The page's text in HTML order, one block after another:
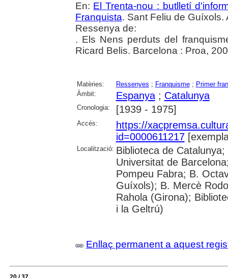
En: El Trenta-nou : butlletí
Franquista. Sant Feliu de Guíxols.
Ressenya de:
. Els Nens perduts del
Ricard Belis. Barcelona : Proa,
Matèries: Ressenyes ; Franquisme; Primer
Àmbit:
Espanya; Catalunya
Cronologia: [1939 - 1975]
Accés:
https://
id=0000611217
Localització: Biblioteca de
Universitat de
Pompeu Fabra; B.
Guíxols); B. Mercè
Rahola (Girona);
i la Geltrú)
Enllaç permanent a aquest